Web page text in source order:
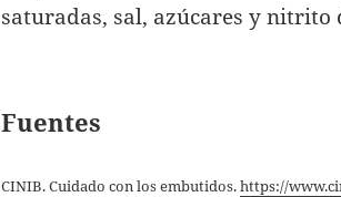
saturadas, sal, azúcares y nitrito
Fuentes
CINIB. Cuidado con los embutidos.https://